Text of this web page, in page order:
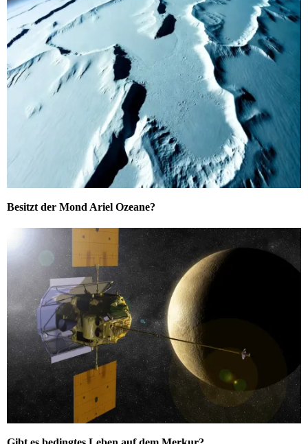
Besitzt der Mond Ariel Ozeane?